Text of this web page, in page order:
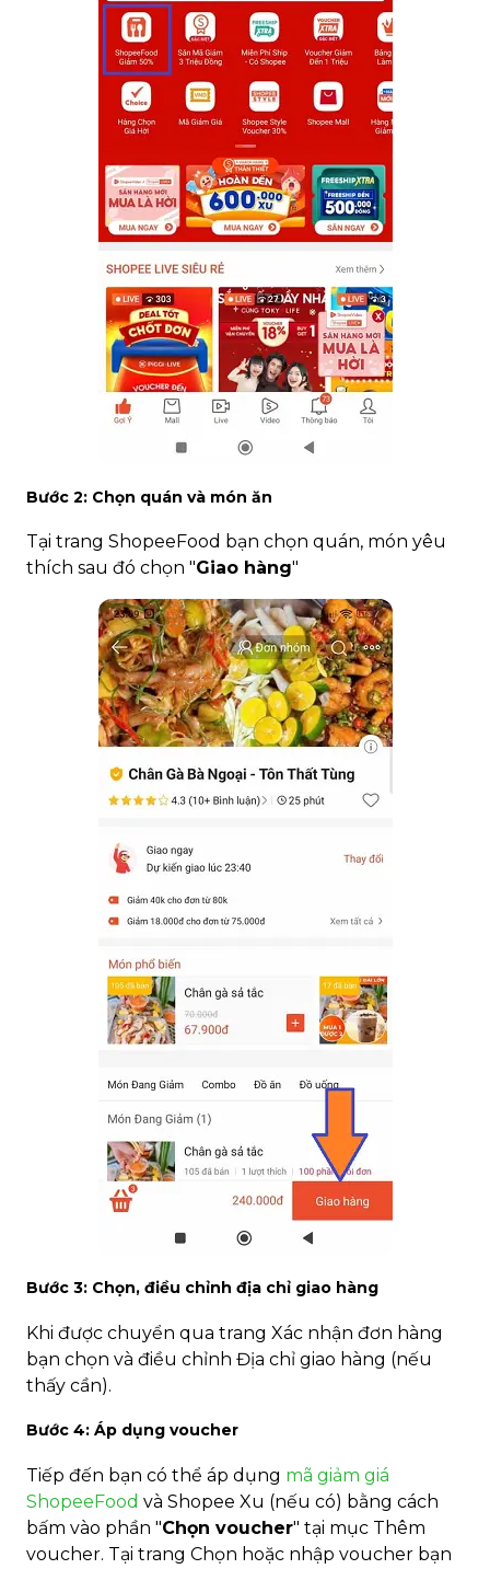
Bước 2: Chọn quán và món ăn
Tại trang ShopeeFood bạn chọn quán, món yêu
thích sau đó chọn "Giao hàng"
Bước 3: Chọn, điều chỉnh địa chỉ giao hàng
Khi được chuyển qua trang Xác nhận đơn hàng
bạn chọn và điều chỉnh Địa chỉ giao hàng (nếu
thấy cần).
Bước 4: Áp dụng voucher
Tiếp đến bạn có thể áp dụng mã giảm giá
ShopeeFood và Shopee Xu (nếu có) bằng cách
bấm vào phần "Chọn voucher" tại mục Thêm
voucher. Tại trang Chọn hoặc nhập voucher bạn